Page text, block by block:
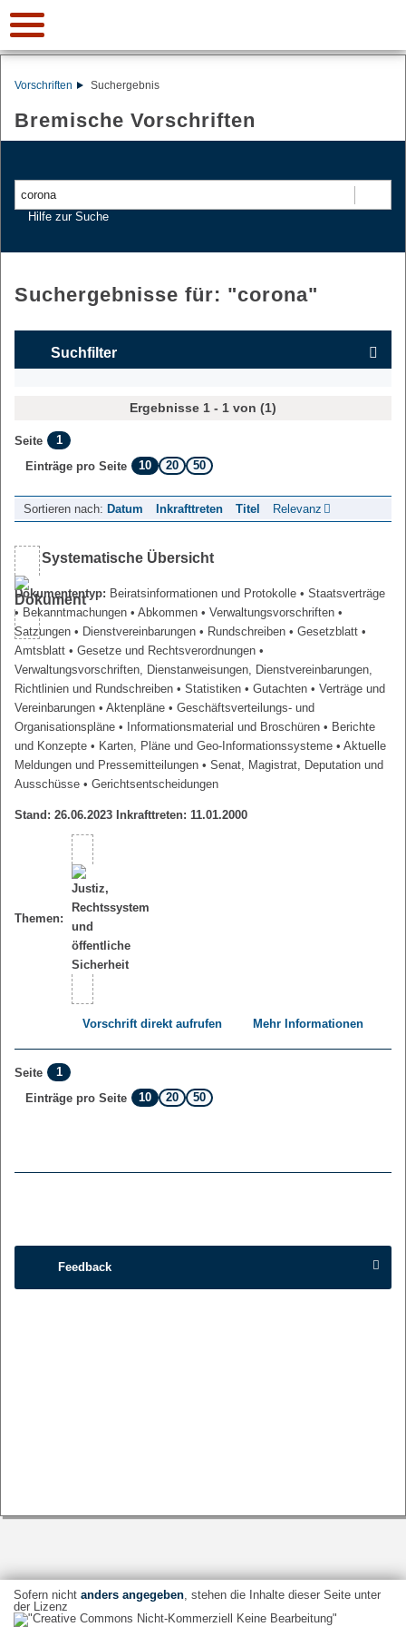
Vorschriften Suchergebnis
Bremische Vorschriften
Hilfe zur Suche
Suchergebnisse für: "corona"
Suchfilter
Ergebnisse 1 - 1 von (1)
Seite
1
Einträge pro Seite
10 20 50
Sortieren nach: Datum Inkrafttreten Titel Relevanz
Systematische Übersicht
Dokumententyp: Beiratsinformationen und Protokolle • Staatsverträge
• Bekanntmachungen • Abkommen • Verwaltungsvorschriften •
Satzungen • Dienstvereinbarungen • Rundschreiben • Gesetzblatt •
Amtsblatt • Gesetze und Rechtsverordnungen •
Verwaltungsvorschriften, Dienstanweisungen, Dienstvereinbarungen,
Richtlinien und Rundschreiben • Statistiken • Gutachten • Verträge und
Vereinbarungen • Aktenpläne • Geschäftsverteilungs- und
Organisationspläne • Informationsmaterial und Broschüren • Berichte
und Konzepte • Karten, Pläne und Geo-Informationssysteme • Aktuelle
Meldungen und Pressemitteilungen • Senat, Magistrat, Deputation und
Ausschüsse • Gerichtsentscheidungen
Stand: 26.06.2023 Inkrafttreten: 11.01.2000
Themen:
Vorschrift direkt aufrufen Mehr Informationen
Seite
1
Einträge pro Seite
10 20 50
Feedback
Sofern nicht anders angegeben, stehen die Inhalte dieser Seite unter
der Lizenz